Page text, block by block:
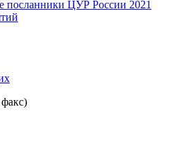
посланники ЦУР России 2021